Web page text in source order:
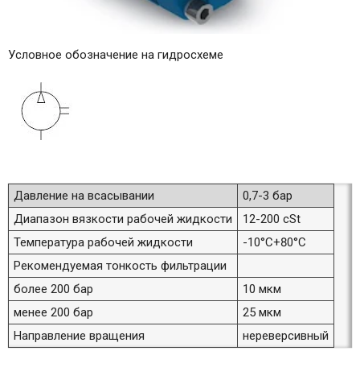
Условное обозначение на гидросхеме
Давление на всасывании
0,7-3 бар
Диапазон вязкости рабочей жидкости
12-200 cSt
Температура рабочей жидкости
-10°C+80°C
Рекомендуемая тонкость фильтрации
более 200 бар
10 мкм
менее 200 бар
25 мкм
Направление вращения
нереверсивный